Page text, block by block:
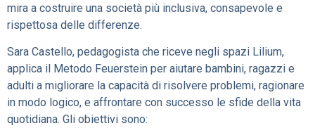
mira a costruire una società più inclusiva, consapevole e
rispettosa delle differenze.
Sara Castello, pedagogista che riceve negli spazi Lilium,
applica il Metodo Feuerstein per aiutare bambini, ragazzi e
adulti a migliorare la capacità di risolvere problemi, ragionare
in modo logico, e affrontare con successo le sfide della vita
quotidiana. Gli obiettivi sono: